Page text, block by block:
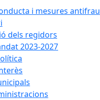
i mesures antifrau
dels regidors
2023-2027